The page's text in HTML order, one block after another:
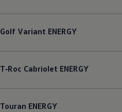
Golf Variant ENERGY
T‑Roc Cabriolet ENERGY
Touran ENERGY